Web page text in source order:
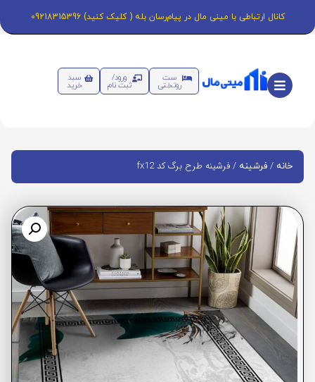
کانال ارتباطی با مینی مال در پیام‌رسان بله ( کلیک کنید) 09218315396
ست
روتختی
ورود/
ثبت نام
سبد
خرید
خانه / فرشینه / فرشینه طرح برگ کد fx12